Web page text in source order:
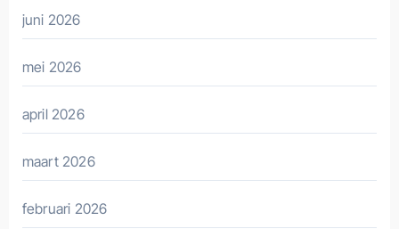
juni 2026
mei 2026
april 2026
maart 2026
februari 2026